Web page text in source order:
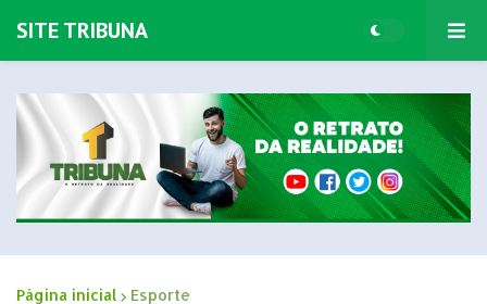
SITE TRIBUNA
Página inicial Esporte